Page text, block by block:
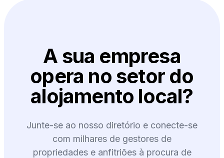
A sua empresa
opera no setor do
alojamento local?
Junte-se ao nosso diretório e conecte-se
com milhares de gestores de
propriedades e anfitriões à procura de